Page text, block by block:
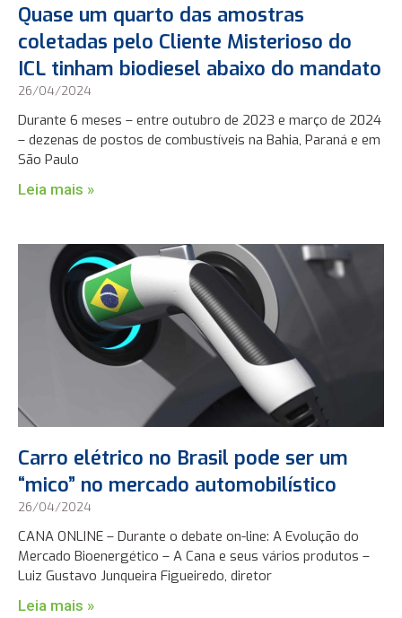
Quase um quarto das amostras
coletadas pelo Cliente Misterioso do
ICL tinham biodiesel abaixo do mandato
26/04/2024
Durante 6 meses – entre outubro de 2023 e março de 2024
– dezenas de postos de combustíveis na Bahia, Paraná e em
São Paulo
Leia mais »
Carro elétrico no Brasil pode ser um
“mico” no mercado automobilístico
26/04/2024
CANA ONLINE – Durante o debate on-line: A Evolução do
Mercado Bioenergético – A Cana e seus vários produtos –
Luiz Gustavo Junqueira Figueiredo, diretor
Leia mais »